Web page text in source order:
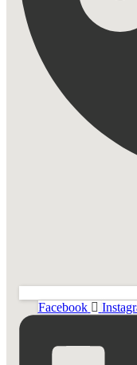
Facebook